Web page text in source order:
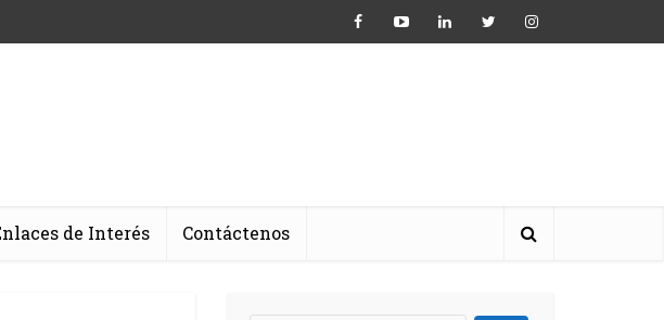
de Interés Contáctenos